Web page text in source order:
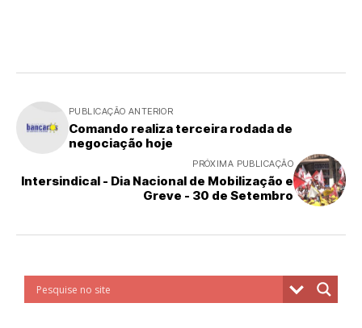
PUBLICAÇÃO ANTERIOR
Comando realiza terceira rodada de
negociação hoje
PRÓXIMA PUBLICAÇÃO
Intersindical - Dia Nacional de Mobilização e
Greve - 30 de Setembro